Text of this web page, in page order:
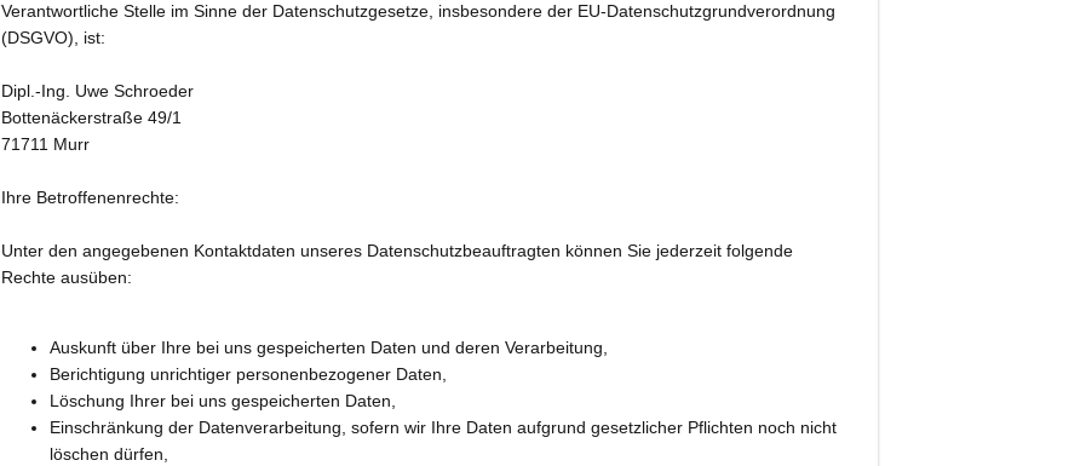
Verantwortliche Stelle im Sinne der Datenschutzgesetze, insbesondere der EU-Datenschutzgrundverordnung
(DSGVO), ist:
Dipl.-Ing. Uwe Schroeder
Bottenäckerstraße 49/1
71711 Murr
Ihre Betroffenenrechte:
Unter den angegebenen Kontaktdaten unseres Datenschutzbeauftragten können Sie jederzeit folgende
Rechte ausüben:
Auskunft über Ihre bei uns gespeicherten Daten und deren Verarbeitung,
Berichtigung unrichtiger personenbezogener Daten,
Löschung Ihrer bei uns gespeicherten Daten,
Einschränkung der Datenverarbeitung, sofern wir Ihre Daten aufgrund gesetzlicher Pflichten noch nicht
löschen dürfen,